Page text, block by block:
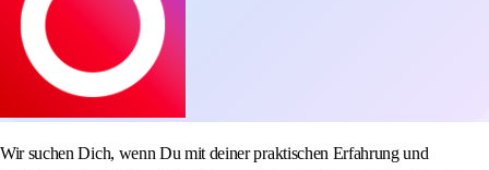
Wir suchen Dich, wenn Du mit deiner praktischen Erfahrung und